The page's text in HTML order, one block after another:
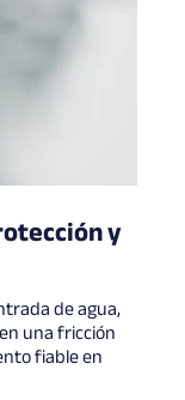
y
de agua,
una fricción
fiable en